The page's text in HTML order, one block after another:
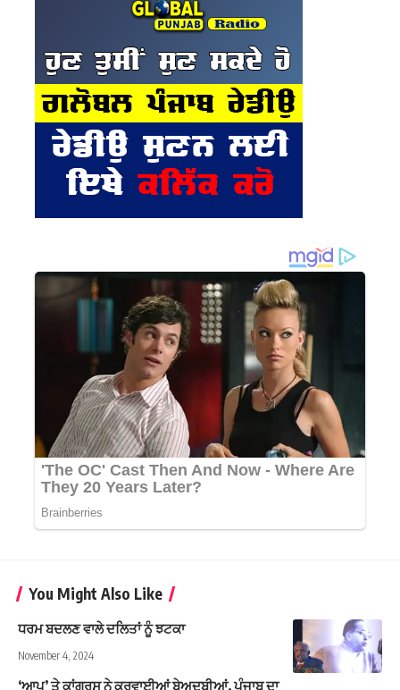
You Might Also Like
ਧਰਮ ਬਦਲਣ ਵਾਲੇ ਦਲਿਤਾਂ ਨੂੰ ਝਟਕਾ
November 4, 2024
‘ਆਪ’ ਤੇ ਕਾਂਗਰਸ ਨੇ ਕਰਵਾਈਆਂ ਬੇਅਦਬੀਆਂ, ਪੰਜਾਬ ਦਾ